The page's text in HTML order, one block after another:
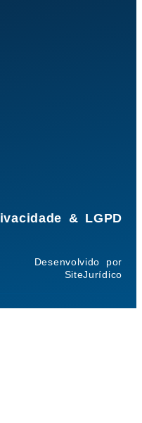
& LGPD
Desenvolvido por
SiteJurídico